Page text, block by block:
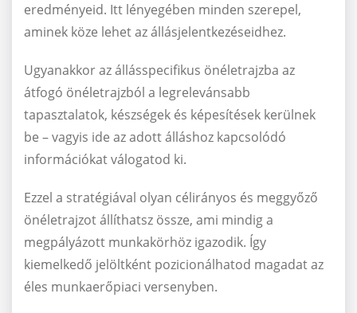
eredményeid. Itt lényegében minden szerepel,
aminek köze lehet az állásjelentkezéseidhez.
Ugyanakkor az állásspecifikus önéletrajzba az
átfogó önéletrajzból a legrelevánsabb
tapasztalatok, készségek és képesítések kerülnek
be – vagyis ide az adott álláshoz kapcsolódó
információkat válogatod ki.
Ezzel a stratégiával olyan célirányos és meggyőző
önéletrajzot állíthatsz össze, ami mindig a
megpályázott munkakörhöz igazodik. Így
kiemelkedő jelöltként pozicionálhatod magadat az
éles munkaerőpiaci versenyben.